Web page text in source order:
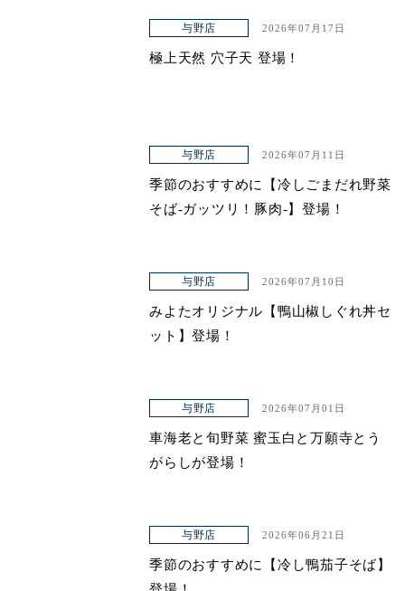
与野店 2026年07月17日
極上天然 穴子天 登場！
与野店 2026年07月11日
季節のおすすめに【冷しごまだれ野菜
そば-ガッツリ！豚肉-】登場！
与野店 2026年07月10日
みよたオリジナル【鴨山椒しぐれ丼セ
ット】登場！
与野店 2026年07月01日
車海老と旬野菜 蜜玉白と万願寺とう
がらしが登場！
与野店 2026年06月21日
季節のおすすめに【冷し鴨茄子そば】